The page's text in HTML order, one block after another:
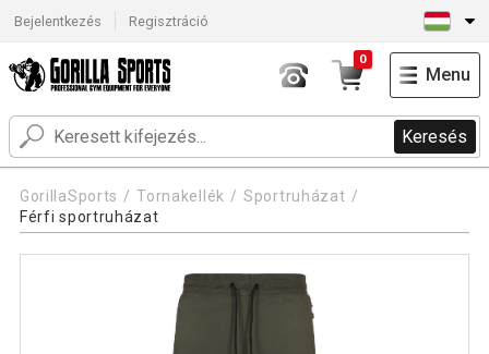
Bejelentkezés Regisztráció
Keresés
0
Menu
GorillaSports Tornakellék
Sportruházat
Férfi sportruházat